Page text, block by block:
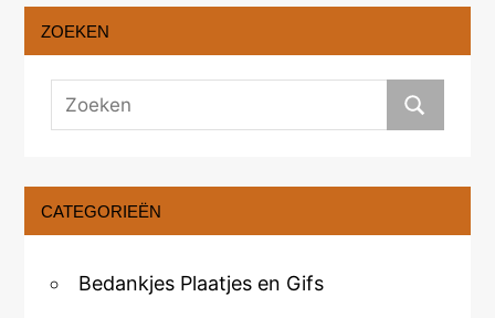
ZOEKEN
CATEGORIEËN
Bedankjes Plaatjes en Gifs